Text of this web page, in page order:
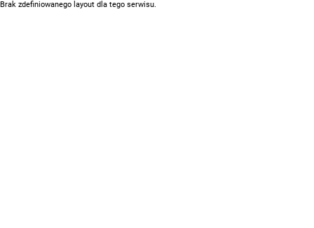
Brak zdefiniowanego layout dla tego serwisu.